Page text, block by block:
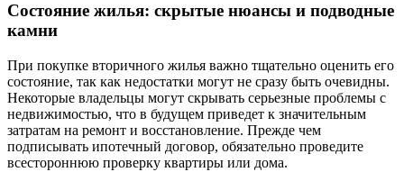
Состояние жилья: скрытые нюансы и подводные
камни
При покупке вторичного жилья важно тщательно оценить его
состояние, так как недостатки могут не сразу быть очевидны.
Некоторые владельцы могут скрывать серьезные проблемы с
недвижимостью, что в будущем приведет к значительным
затратам на ремонт и восстановление. Прежде чем
подписывать ипотечный договор, обязательно проведите
всестороннюю проверку квартиры или дома.